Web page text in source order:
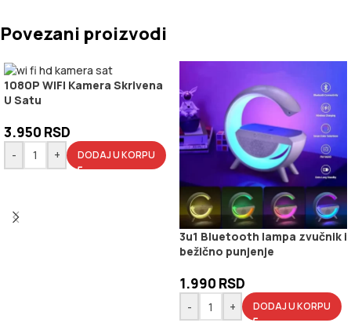
Povezani proizvodi
1080P WIFI Kamera Skrivena
U Satu
3.950 RSD
- + DODAJ U KORPU
3u1 Bluetooth lampa zvučnik i
bežično punjenje
1.990 RSD
- + DODAJ U KORPU